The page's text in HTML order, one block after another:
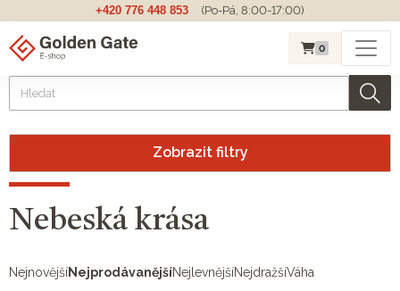
+420 776 448 853 (Po-Pá, 8:00-17:00)
0
Zobrazit filtry
Nebeská krása
NejnovějšíNejprodávanějšíNejlevnějšíNejdražšíVáha